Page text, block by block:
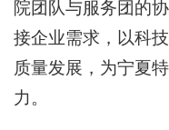
院团队与服务团的
接企业需求，以科
质量发展，为宁夏
力。